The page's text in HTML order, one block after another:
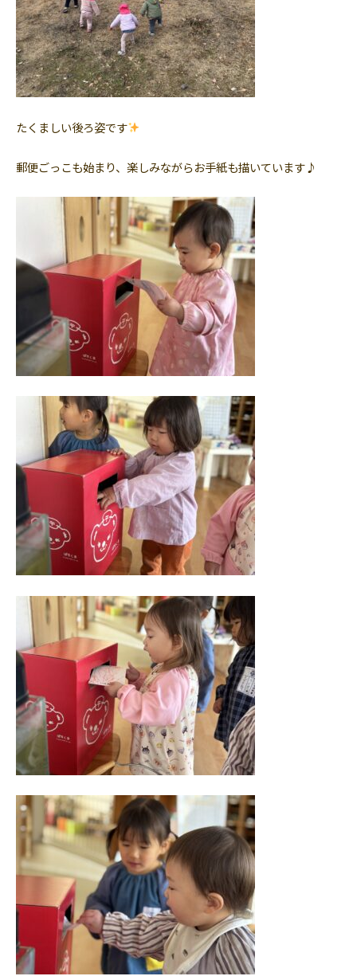
たくましい後ろ姿です
郵便ごっこも始まり、楽しみながらお手紙も描いています♪